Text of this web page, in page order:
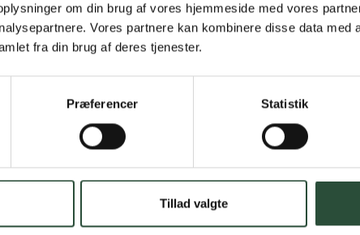
om din brug af vores hjemmeside med vores
Vores partnere kan kombinere disse data med
fra din brug af deres tjenester.
Præferencer Statistik
Tillad valgte
Faste
Stort
Vi tilbyder et stort
spændende
Læs mere om